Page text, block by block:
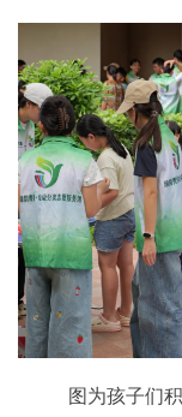
图为孩子们